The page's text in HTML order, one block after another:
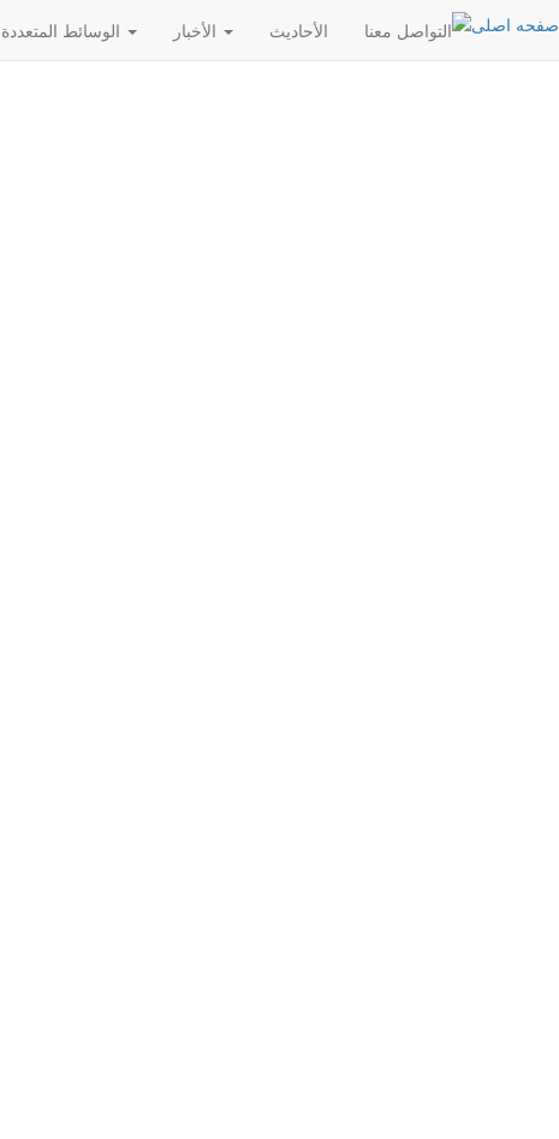
الأحادیث التواصل معنا